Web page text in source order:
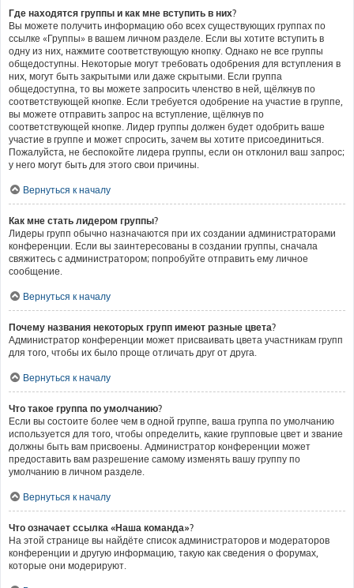
Где находятся группы и как мне вступить в них?
Вы можете получить информацию обо всех существующих группах по
ссылке «Группы» в вашем личном разделе. Если вы хотите вступить в
одну из них, нажмите соответствующую кнопку. Однако не все группы
общедоступны. Некоторые могут требовать одобрения для вступления в
них, могут быть закрытыми или даже скрытыми. Если группа
общедоступна, то вы можете запросить членство в ней, щёлкнув по
соответствующей кнопке. Если требуется одобрение на участие в группе,
вы можете отправить запрос на вступление, щёлкнув по
соответствующей кнопке. Лидер группы должен будет одобрить ваше
участие в группе и может спросить, зачем вы хотите присоединиться.
Пожалуйста, не беспокойте лидера группы, если он отклонил ваш запрос;
у него могут быть для этого свои причины.
Вернуться к началу
Как мне стать лидером группы?
Лидеры групп обычно назначаются при их создании администраторами
конференции. Если вы заинтересованы в создании группы, сначала
свяжитесь с администратором; попробуйте отправить ему личное
сообщение.
Вернуться к началу
Почему названия некоторых групп имеют разные цвета?
Администратор конференции может присваивать цвета участникам групп
для того, чтобы их было проще отличать друг от друга.
Вернуться к началу
Что такое группа по умолчанию?
Если вы состоите более чем в одной группе, ваша группа по умолчанию
используется для того, чтобы определить, какие групповые цвет и звание
должны быть вам присвоены. Администратор конференции может
предоставить вам разрешение самому изменять вашу группу по
умолчанию в личном разделе.
Вернуться к началу
Что означает ссылка «Наша команда»?
На этой странице вы найдёте список администраторов и модераторов
конференции и другую информацию, такую как сведения о форумах,
которые они модерируют.